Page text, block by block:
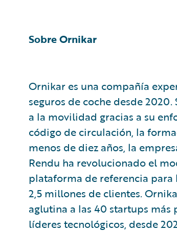
Sobre Ornikar
Ornikar es una compañía
seguros de coche desde
a la movilidad gracias a su
código de circulación, la
menos de diez años, la
Rendu ha revolucionado el
plataforma de referencia para
2,5 millones de clientes.
aglutina a las 40 startups
líderes tecnológicos, desde